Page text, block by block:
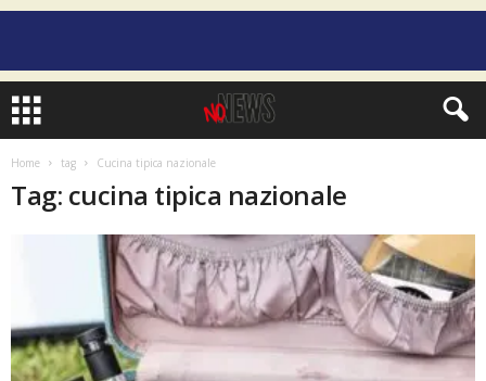
Home tag Cucina tipica nazionale
Tag: cucina tipica nazionale